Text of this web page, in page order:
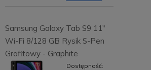
Samsung Galaxy Tab S9 11"
Wi-Fi 8/128 GB Rysik S-Pen
Grafitowy - Graphite
Dostępność: